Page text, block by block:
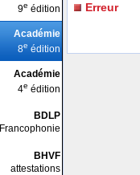
9e édition
Académie
8e édition
Académie
4e édition
BDLP
Francophonie
BHVF
attestations
Erreur